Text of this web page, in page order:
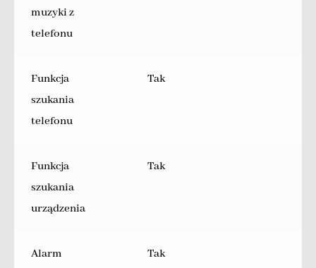
muzyki z
telefonu
Funkcja
szukania
telefonu
Tak
Funkcja
szukania
urządzenia
Tak
Alarm Tak